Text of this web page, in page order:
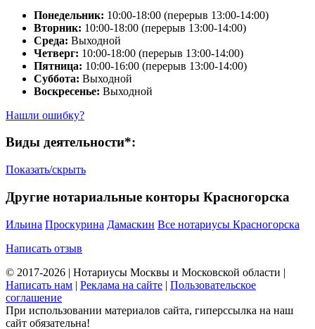
Понедельник: 10:00-18:00 (перерыв 13:00-14:00)
Вторник: 10:00-18:00 (перерыв 13:00-14:00)
Среда: Выходной
Четверг: 10:00-18:00 (перерыв 13:00-14:00)
Пятница: 10:00-16:00 (перерыв 13:00-14:00)
Суббота: Выходной
Воскресенье: Выходной
Нашли ошибку?
Виды деятельности*:
Показать/скрыть
Другие нотариальные конторы Красногорска
Ильина Проскурина Дамаскин Все нотариусы Красногорска
Написать отзыв
© 2017-2026 | Нотариусы Москвы и Московской области |
Написать нам | Реклама на сайте | Пользовательское
соглашение
При использовании материалов сайта, гиперссылка на наш
сайт обязательна!